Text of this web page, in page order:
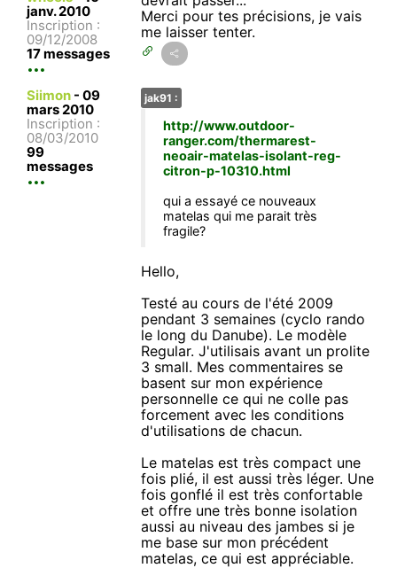
janv. 2010
Inscription :
09/12/2008
17 messages
Merci pour tes précisions, je vais
me laisser tenter.
Siimon - 09
mars 2010
Inscription :
08/03/2010
99
messages
jak91 :
http://www.outdoor-
ranger.com/thermarest-
neoair-matelas-isolant-reg-
citron-p-10310.html
qui a essayé ce nouveaux
matelas qui me parait très
fragile?
Hello,
Testé au cours de l'été 2009
pendant 3 semaines (cyclo rando
le long du Danube). Le modèle
Regular. J'utilisais avant un prolite
3 small. Mes commentaires se
basent sur mon expérience
personnelle ce qui ne colle pas
forcement avec les conditions
d'utilisations de chacun.
Le matelas est très compact une
fois plié, il est aussi très léger. Une
fois gonflé il est très confortable
et offre une très bonne isolation
aussi au niveau des jambes si je
me base sur mon précédent
matelas, ce qui est appréciable.